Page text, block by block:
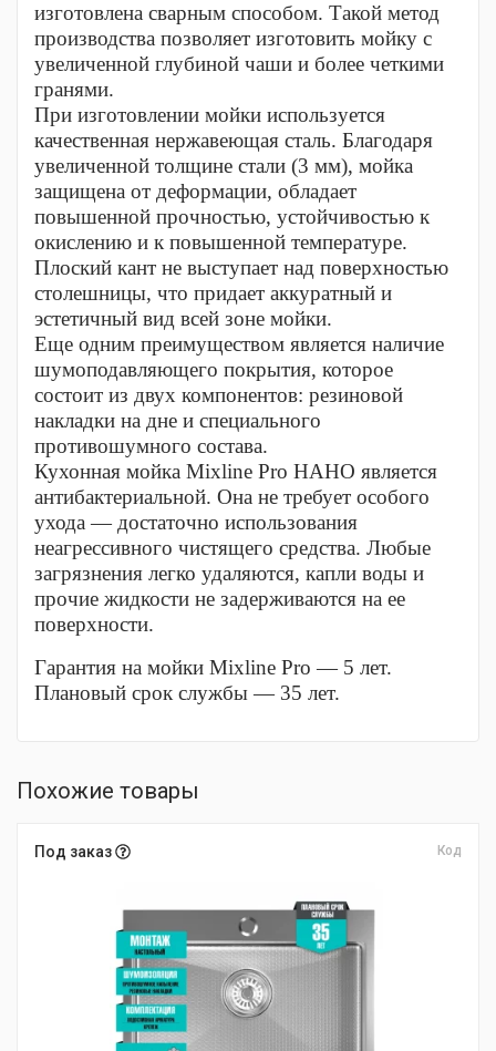
изготовлена сварным способом. Такой метод
производства позволяет изготовить мойку с
увеличенной глубиной чаши и более четкими
гранями.
При изготовлении мойки используется
качественная нержавеющая сталь. Благодаря
увеличенной толщине стали (3 мм), мойка
защищена от деформации, обладает
повышенной прочностью, устойчивостью к
окислению и к повышенной температуре.
Плоский кант не выступает над поверхностью
столешницы, что придает аккуратный и
эстетичный вид всей зоне мойки.
Еще одним преимуществом является наличие
шумоподавляющего покрытия, которое
состоит из двух компонентов: резиновой
накладки на дне и специального
противошумного состава.
Кухонная мойка Mixline Pro НАНО является
антибактериальной. Она не требует особого
ухода — достаточно использования
неагрессивного чистящего средства. Любые
загрязнения легко удаляются, капли воды и
прочие жидкости не задерживаются на ее
поверхности.
Гарантия на мойки Mixline Pro — 5 лет.
Плановый срок службы — 35 лет.
Похожие товары
Под заказ Код